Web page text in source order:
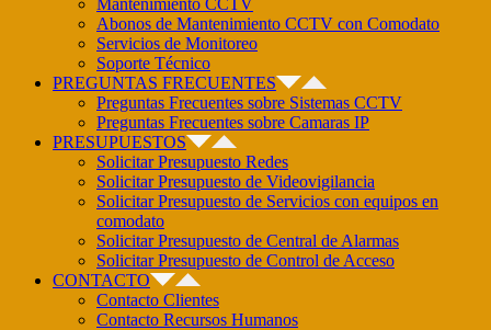
Mantenimiento CCTV
Abonos de Mantenimiento CCTV con Comodato
Servicios de Monitoreo
Soporte Técnico
PREGUNTAS FRECUENTES
Preguntas Frecuentes sobre Sistemas CCTV
Preguntas Frecuentes sobre Camaras IP
PRESUPUESTOS
Solicitar Presupuesto Redes
Solicitar Presupuesto de Videovigilancia
Solicitar Presupuesto de Servicios con equipos en
comodato
Solicitar Presupuesto de Central de Alarmas
Solicitar Presupuesto de Control de Acceso
CONTACTO
Contacto Clientes
Contacto Recursos Humanos